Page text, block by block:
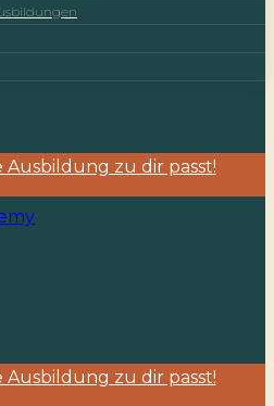
Ausbildung zu dir passt!
Ausbildung zu dir passt!